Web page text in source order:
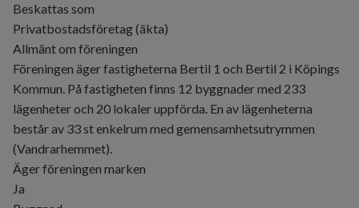
Beskattas som
Privatbostadsföretag (äkta)
Allmänt om föreningen
Föreningen äger fastigheterna Bertil 1 och Bertil 2 i Köpings
Kommun. På fastigheten finns 12 byggnader med 233
lägenheter och 20 lokaler uppförda. En av lägenheterna
består av 33 st enkelrum med gemensamhetsutrymmen
(Vandrarhemmet).
Äger föreningen marken
Ja